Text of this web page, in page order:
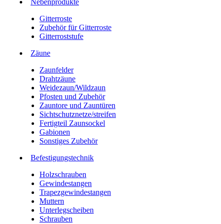
Nebenprodukte
Gitterroste
Zubehör für Gitterroste
Gitterroststufe
Zäune
Zaunfelder
Drahtzäune
Weidezaun/Wildzaun
Pfosten und Zubehör
Zauntore und Zauntüren
Sichtschutznetze/streifen
Fertigteil Zaunsockel
Gabionen
Sonstiges Zubehör
Befesti­gungstechnik
Holzschrauben
Gewindestangen
Trapezgewindestangen
Muttern
Unterlegscheiben
Schrauben